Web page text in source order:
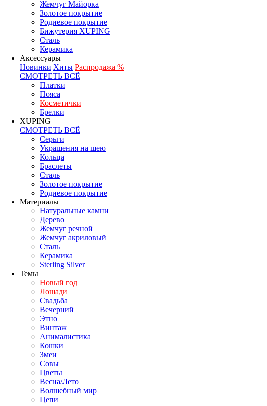
Жемчуг Майорка
Золотое покрытие
Родиевое покрытие
Бижутерия XUPING
Сталь
Керамика
Аксессуары
Новинки Хиты Распродажа %
СМОТРЕТЬ ВСЁ
Платки
Пояса
Косметички
Брелки
XUPING
СМОТРЕТЬ ВСЁ
Серьги
Украшения на шею
Кольца
Браслеты
Сталь
Золотое покрытие
Родиевое покрытие
Материалы
Натуральные камни
Дерево
Жемчуг речной
Жемчуг акриловый
Сталь
Керамика
Sterling Silver
Темы
Новый год
Лошади
Свадьба
Вечерний
Этно
Винтаж
Анималистика
Кошки
Змеи
Совы
Цветы
Весна/Лето
Волшебный мир
Цепи